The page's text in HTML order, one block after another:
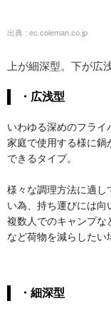
出典 : ec.coleman.co.jp
上が細深型。下が広
・広浅型
いわゆる深めのフライ
家庭で使用する様に鍋
できるタイプ。
様々な調理方法に適し
い為、持ち運びには向
複数人でのキャンプな
など荷物を減らしたい
・細深型